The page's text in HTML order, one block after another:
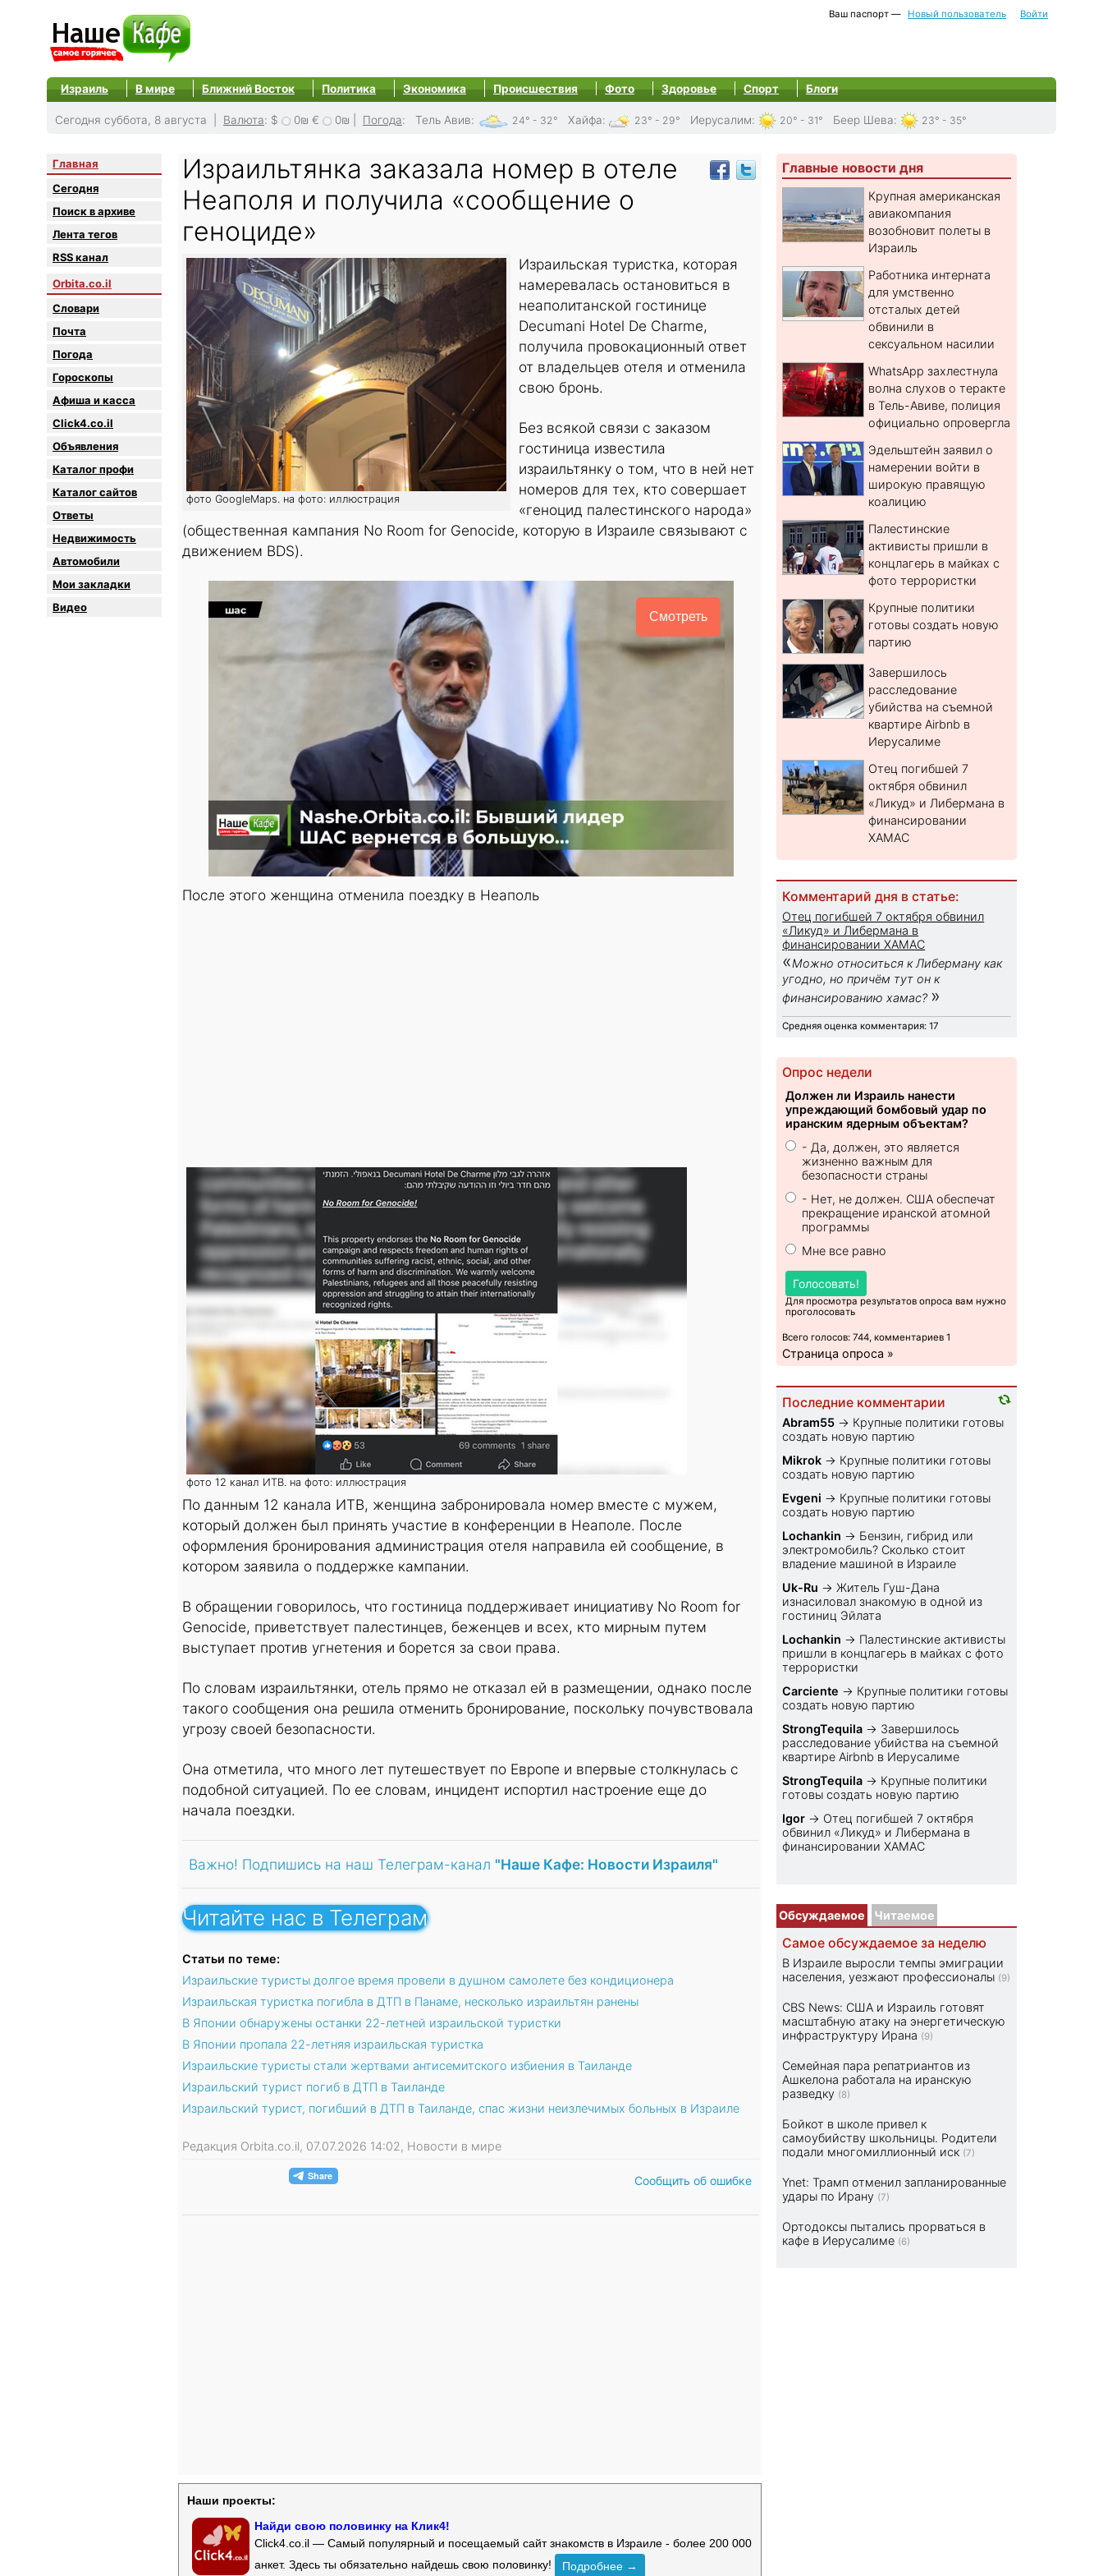
Ваш паспорт — Новый пользователь Войти
Израиль В мире Ближний Восток Политика Экономика Происшествия Фото Здоровье Спорт Блоги
Сегодня суббота, 8 августа | Валюта: $ 0₪ € 0₪ Погода: Тель Авив: 24° - 32° Хайфа: 23° - 29° Иерусалим: 20° - 31° Беер Шева: 23° - 35°
Главная
Сегодня
Поиск в архиве
Лента тегов
RSS канал
Orbita.co.il
Словари
Почта
Погода
Гороскопы
Афиша и касса
Click4.co.il
Объявления
Каталог профи
Каталог сайтов
Oтветы
Недвижимость
Автомобили
Мои закладки
Видео
Израильтянка заказала номер в отеле
Неаполя и получила «сообщение о
геноциде»
фото GoogleMaps. на фото: иллюстрация
Израильская туристка, которая
намеревалась остановиться в
неаполитанской гостинице
Decumani Hotel De Charme,
получила провокационный ответ
от владельцев отеля и отменила
свою бронь.
Без всякой связи с заказом
гостиница известила
израильтянку о том, что в ней нет
номеров для тех, кто совершает
«геноцид палестинского народа»
(общественная кампания No Room for Genocide, которую в Израиле связывают с
движением BDS).
Смотреть
После этого женщина отменила поездку в Неаполь
фото 12 канал ИТВ. на фото: иллюстрация
По данным 12 канала ИТВ, женщина забронировала номер вместе с мужем,
который должен был принять участие в конференции в Неаполе. После
оформления бронирования администрация отеля направила ей сообщение, в
котором заявила о поддержке кампании.
В обращении говорилось, что гостиница поддерживает инициативу No Room for
Genocide, приветствует палестинцев, беженцев и всех, кто мирным путем
выступает против угнетения и борется за свои права.
По словам израильтянки, отель прямо не отказал ей в размещении, однако после
такого сообщения она решила отменить бронирование, поскольку почувствовала
угрозу своей безопасности.
Она отметила, что много лет путешествует по Европе и впервые столкнулась с
подобной ситуацией. По ее словам, инцидент испортил настроение еще до
начала поездки.
Важно! Подпишись на наш Телеграм-канал "Наше Кафе: Новости Израиля"
Читайте нас в Телеграм
Статьи по теме:
Израильские туристы долгое время провели в душном самолете без кондиционера
Израильская туристка погибла в ДТП в Панаме, несколько израильтян ранены
В Японии обнаружены останки 22-летней израильской туристки
В Японии пропала 22-летняя израильская туристка
Израильские туристы стали жертвами антисемитского избиения в Таиланде
Израильский турист погиб в ДТП в Таиланде
Израильский турист, погибший в ДТП в Таиланде, спас жизни неизлечимых больных в Израиле
Редакция Orbita.co.il, 07.07.2026 14:02, Новости в мире
Сообщить об ошибке
Наши проекты:
Найди свою половинку на Клик4!
Click4.co.il — Самый популярный и посещаемый сайт знакомств в Израиле - более 200 000
анкет. Здесь ты обязательно найдешь свою половинку!
Подробнее →
Главные новости дня
Крупная американская
авиакомпания
возобновит полеты в
Израиль
Работника интерната
для умственно
отсталых детей
обвинили в
сексуальном насилии
WhatsApp захлестнула
волна слухов о теракте
в Тель-Авиве, полиция
официально опровергла
Эдельштейн заявил о
намерении войти в
широкую правящую
коалицию
Палестинские
активисты пришли в
концлагерь в майках с
фото террористки
Крупные политики
готовы создать новую
партию
Завершилось
расследование
убийства на съемной
квартире Airbnb в
Иерусалиме
Отец погибшей 7
октября обвинил
«Ликуд» и Либермана в
финансировании
ХАМАС
Комментарий дня в статье:
Отец погибшей 7 октября обвинил
«Ликуд» и Либермана в
финансировании ХАМАС
«Можно относиться к Либерману как
угодно, но причём тут он к
финансированию хамас? »
Средняя оценка комментария: 17
Опрос недели
Должен ли Израиль нанести
упреждающий бомбовый удар по
иранским ядерным объектам?
- Да, должен, это является
жизненно важным для
безопасности страны
- Нет, не должен. США обеспечат
прекращение иранской атомной
программы
Мне все равно
Голосовать!
Для просмотра результатов опроса вам нужно
проголосовать
Всего голосов: 744, комментариев 1
Страница опроса »
Последние комментарии
Abram55 → Крупные политики готовы
создать новую партию
Mikrok → Крупные политики готовы
создать новую партию
Evgeni → Крупные политики готовы
создать новую партию
Lochankin → Бензин, гибрид или
электромобиль? Cколько стоит
владение машиной в Израиле
Uk-Ru → Житель Гуш-Дана
изнасиловал знакомую в одной из
гостиниц Эйлата
Lochankin → Палестинские активисты
пришли в концлагерь в майках с фото
террористки
Carciente → Крупные политики готовы
создать новую партию
StrongTequila → Завершилось
расследование убийства на съемной
квартире Airbnb в Иерусалиме
StrongTequila → Крупные политики
готовы создать новую партию
Igor → Отец погибшей 7 октября
обвинил «Ликуд» и Либермана в
финансировании ХАМАС
Обсуждаемое Читаемое
Самое обсуждаемое за неделю
В Израиле выросли темпы эмиграции
населения, уезжают профессионалы (9)
CBS News: США и Израиль готовят
масштабную атаку на энергетическую
инфраструктуру Ирана (9)
Семейная пара репатриантов из
Ашкелона работала на иранскую
разведку (8)
Бойкот в школе привел к
самоубийству школьницы. Родители
подали многомиллионный иск (7)
Ynet: Трамп отменил запланированные
удары по Ирану (7)
Ортодоксы пытались прорваться в
кафе в Иерусалиме (6)